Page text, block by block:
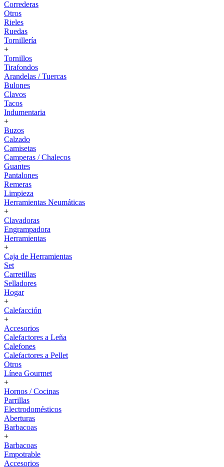
Correderas
Otros
Rieles
Ruedas
Tornillería
+
Tornillos
Tirafondos
Arandelas / Tuercas
Bulones
Clavos
Tacos
Indumentaria
+
Buzos
Calzado
Camisetas
Camperas / Chalecos
Guantes
Pantalones
Remeras
Limpieza
Herramientas Neumáticas
+
Clavadoras
Engrampadora
Herramientas
+
Caja de Herramientas
Set
Carretillas
Selladores
Hogar
+
Calefacción
+
Accesorios
Calefactores a Leña
Calefones
Calefactores a Pellet
Otros
Línea Gourmet
+
Hornos / Cocinas
Parrillas
Electrodomésticos
Aberturas
Barbacoas
+
Barbacoas
Empotrable
Accesorios